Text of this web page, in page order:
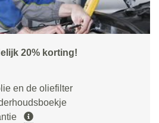
20% korting!
en de oliefilter